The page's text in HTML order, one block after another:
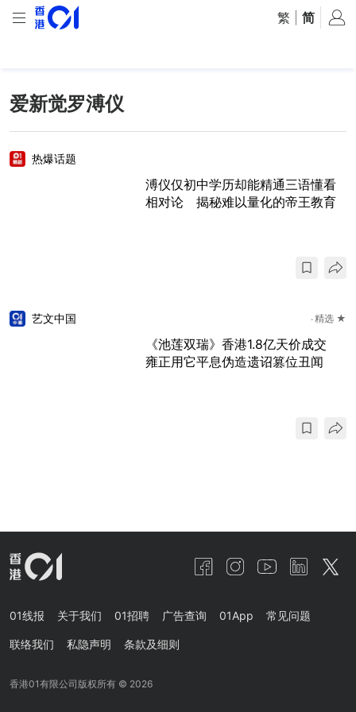
繁 简
爱新觉罗溥仪
热爆话题
溥仪仅初中学历却能精通三语懂看
相对论 揭秘难以量化的帝王教育
艺文中国 精选 ★
《池莲双瑞》香港1.8亿天价成交
雍正用它平息伪造遗诏篡位丑闻
01线报 关于我们 01招聘 广告查询 01App 常见问题
联络我们 私隐声明 条款及细则
香港01有限公司版权所有 © 2026